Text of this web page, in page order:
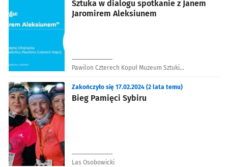
Sztuka w dialogu spotkanie z Janem
Jaromirem Aleksiunem
Pawilon Czterech Kopuł Muzeum Sztuki
Bieg Pamięci Sybiru
Zakończyło się 17.02.2024 (2 lata temu)
Las Osobowicki